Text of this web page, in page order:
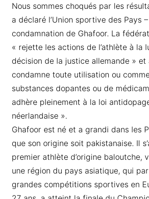
Nous sommes choqués par les
a déclaré l’Union sportive des Pays
condamnation de Ghafoor. La
« rejette les actions de l’athlète à la
décision de la justice allemande »
condamne toute utilisation ou
substances dopantes ou de
adhère pleinement à la loi
néerlandaise ».
Ghafoor est né et a grandi dans les
que son origine soit pakistanaise. Il
premier athlète d’origine baloutche,
une région du pays asiatique, qui
grandes compétitions sportives en